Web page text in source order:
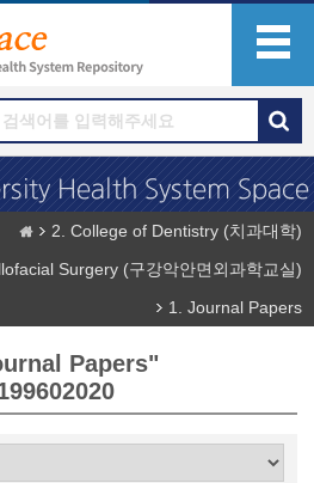
2. College of Dentistry (치과대학)
Surgery (구강악안면외과학교실)
1. Journal Papers
Papers"